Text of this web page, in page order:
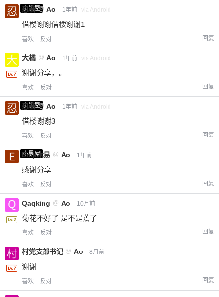
小黑屋
忍者 @ Ao 1年前 via Android
借楼谢谢借楼谢谢1
喜欢 反对 回复
大橘 @ Ao 1年前 via Android
谢谢分享，。
喜欢 反对 回复
小黑屋
忍者 @ Ao 1年前 via Android
借楼谢谢3
喜欢 反对 回复
小黑屋
Emp木易 @ Ao 1年前
感谢分享
喜欢 反对 回复
Qaqking @ Ao 10月前
菊花不好了 是不是蔫了
喜欢 反对 回复
村党支部书记 @ Ao 8月前
谢谢
喜欢 反对 回复